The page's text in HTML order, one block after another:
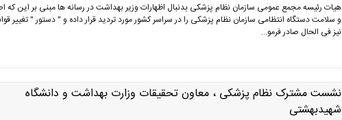
هیات رئیسه مجمع عمومی سازمان نظام پزشکی بدنبال اظهارات وزیر بهداشت در رسانه ها مبنی بر این که
و سلامت دستگاه انتظامی سازمان نظام پزشکی را در سراسر کشور مورد تردید قرار داده و " دستور " تغییر
نیز فی الحال صادر فرمو...
نشست مشترک نظام پزشکی ، معاون تحقیقات وزارت بهداشت و دانشگاه
شهیدبهشتی